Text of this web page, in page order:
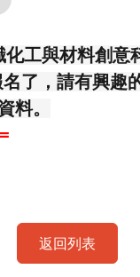
工與材料創意
了，請有興趣
料。
返回列表